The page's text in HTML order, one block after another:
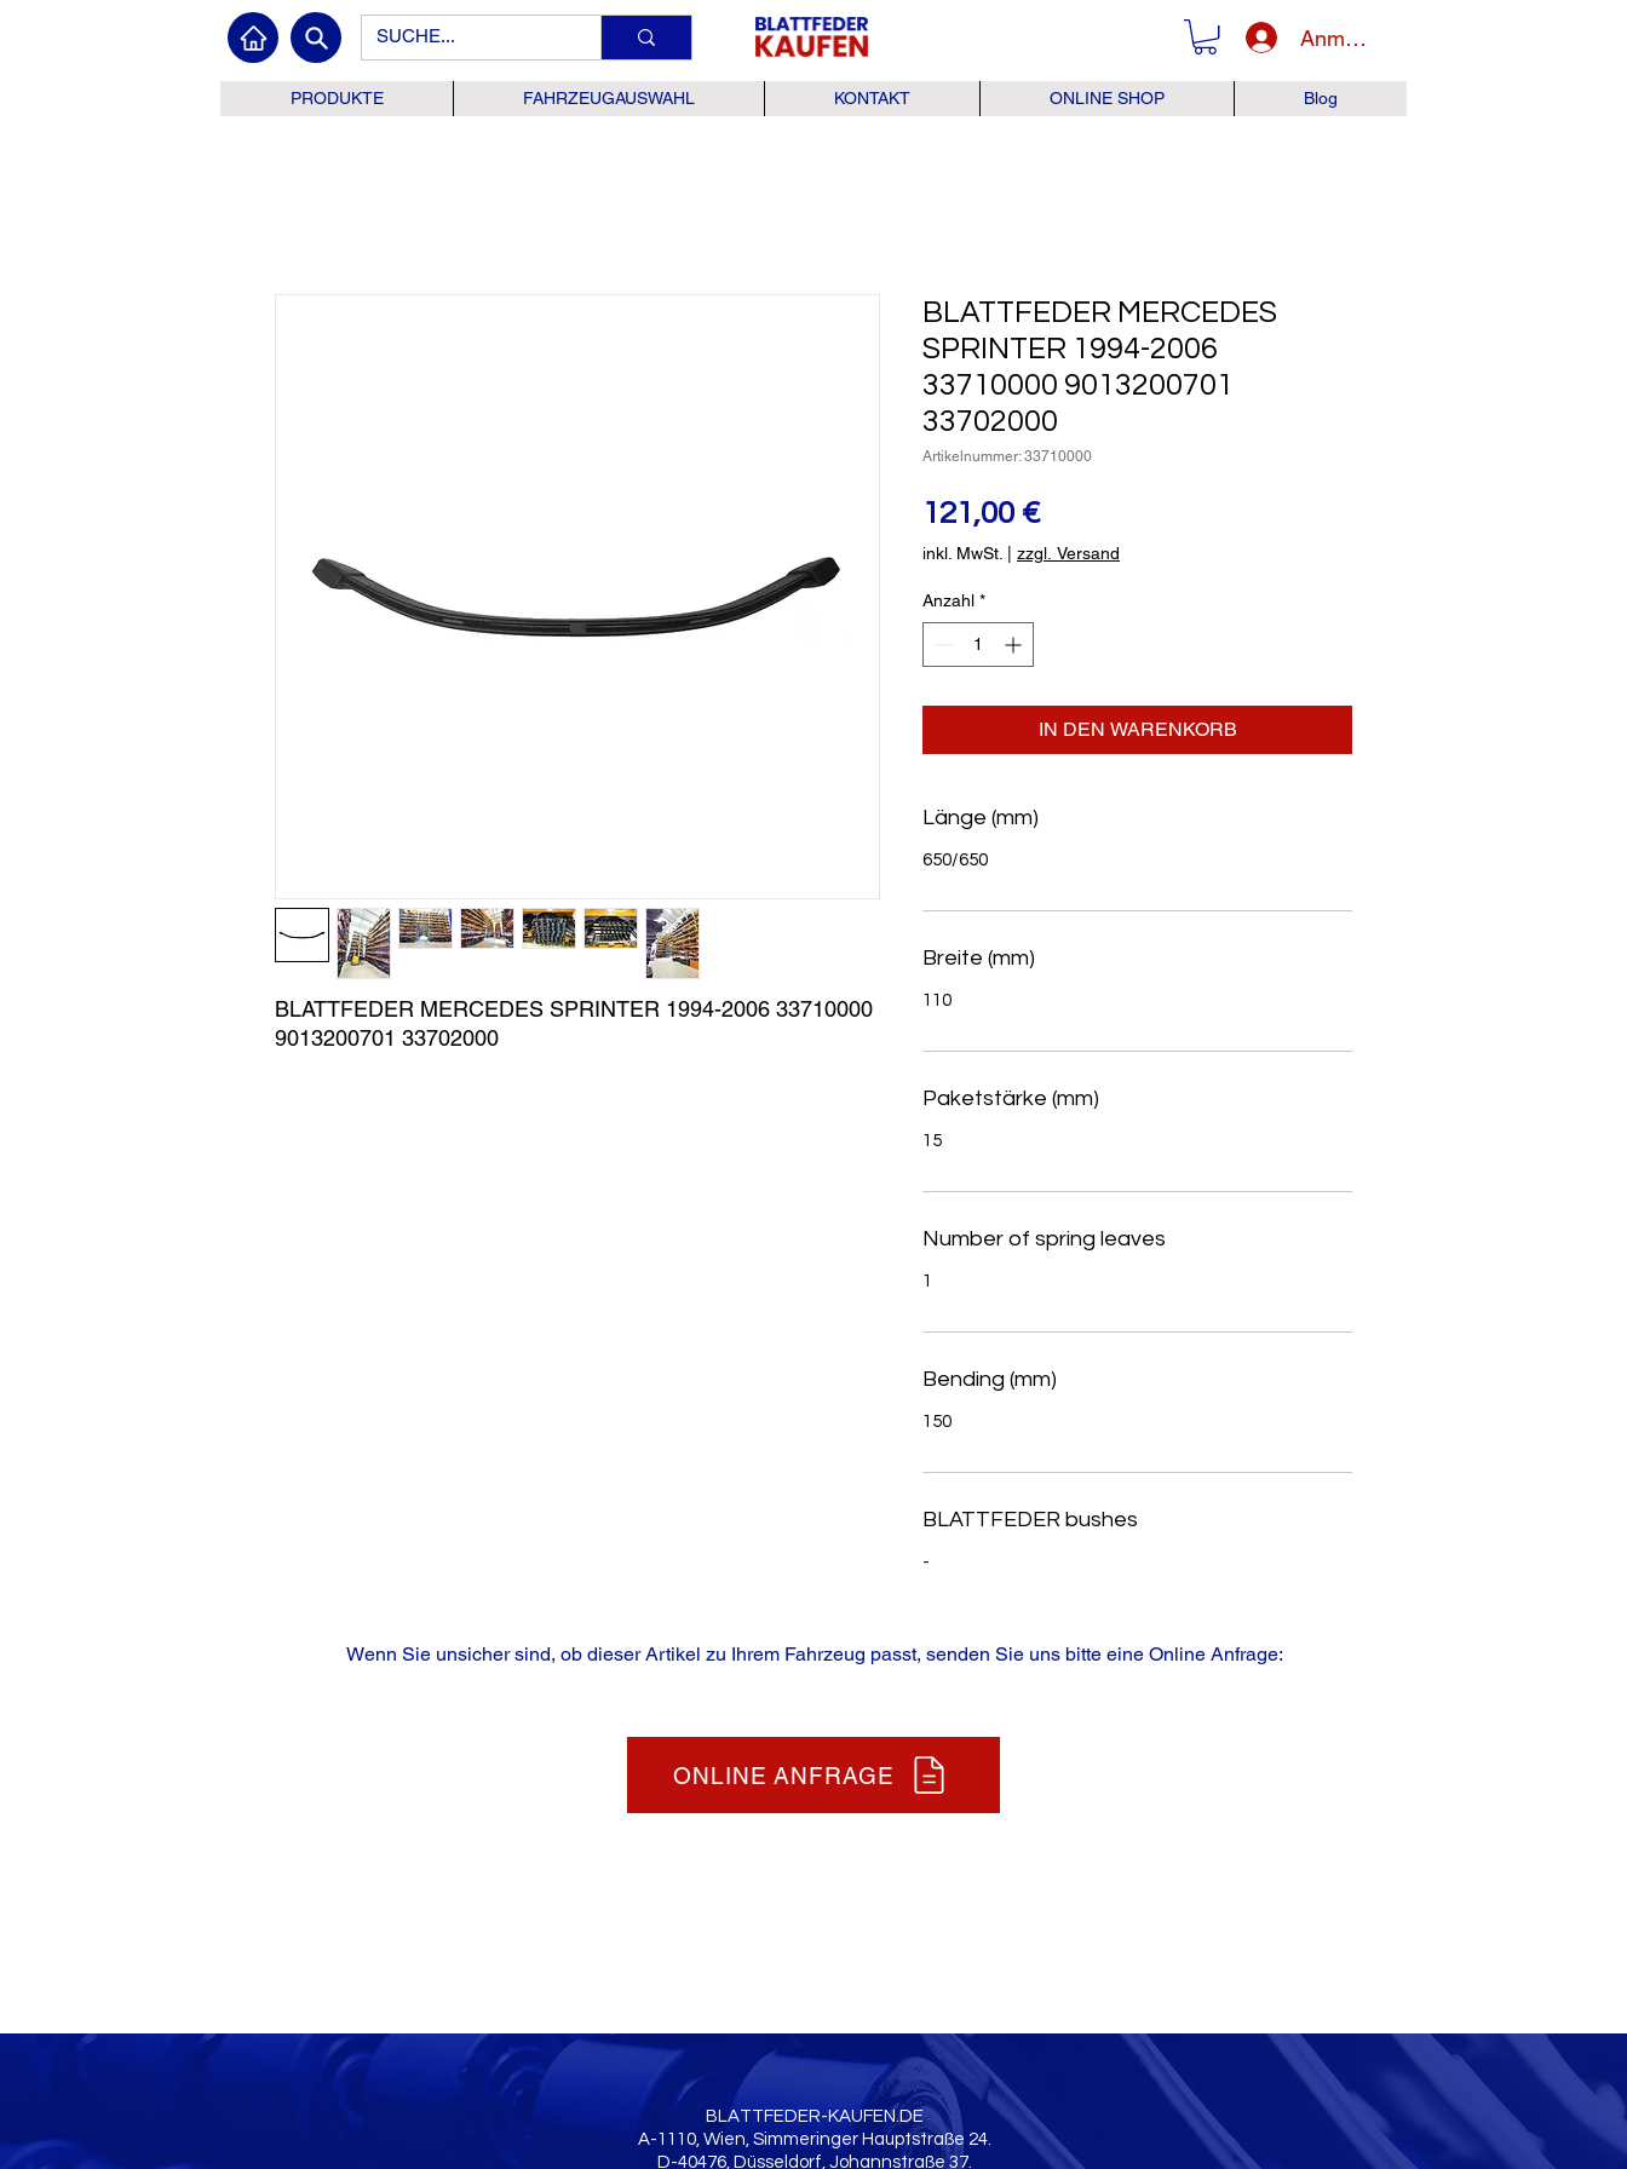
Anmelden
PRODUKTE FAHRZEUGAUSWAHL KONTAKT ONLINE SHOP Blog
BLATTFEDER MERCEDES SPRINTER 1994-2006 33710000
9013200701 33702000
BLATTFEDER MERCEDES
SPRINTER 1994-2006
33710000 9013200701
33702000
Artikelnummer: 33710000
121,00 €Preis
inkl. MwSt. zzgl. Versand
Anzahl *
IN DEN WARENKORB
Länge (mm)
650/650
Breite (mm)
110
Paketstärke (mm)
15
Number of spring leaves
1
Bending (mm)
150
BLATTFEDER bushes
-
Wenn Sie unsicher sind, ob dieser Artikel zu Ihrem Fahrzeug passt, senden Sie uns bitte eine Online Anfrage:
ONLINE ANFRAGE
BLATTFEDER-KAUFEN.DE
A-1110, Wien, Simmeringer Hauptstraße 24.
D-40476, Düsseldorf, Johannstraße 37.